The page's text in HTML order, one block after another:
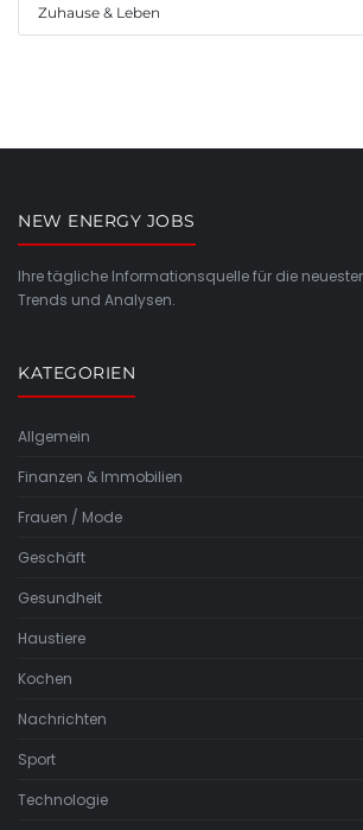
Zuhause & Leben
NEW ENERGY JOBS
Ihre tägliche Informationsquelle für die
Trends und Analysen.
KATEGORIEN
Allgemein
Finanzen & Immobilien
Frauen / Mode
Geschäft
Gesundheit
Haustiere
Kochen
Nachrichten
Sport
Technologie